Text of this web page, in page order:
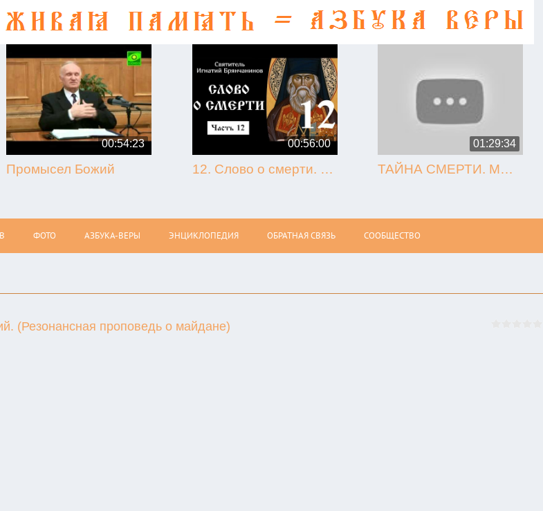
00:54:23
Промысел Божий
00:56:00
12. Слово о смерти. Игнатий Брянчанинов.
01:29:34
ТАЙНА СМЕРТИ. МЫТАРСТВА. ВОСКРЕСЕНИЕ (Олег Стеняев)
ФОТО АЗБУКА-ВЕРЫ ЭНЦИКЛОПЕДИЯ ОБРАТНАЯ СВЯЗЬ СООБЩЕСТВО
(Резонансная проповедь о майдане)